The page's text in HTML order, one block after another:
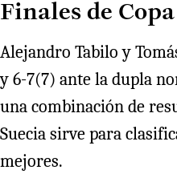
Finales de
Alejandro Tabilo y
y 6-7(7) ante la dupla
una combinación de
Suecia sirve para
mejores.